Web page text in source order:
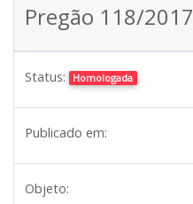
Pregão 118/2017
Status: Homologada
Publicado em:
Objeto: